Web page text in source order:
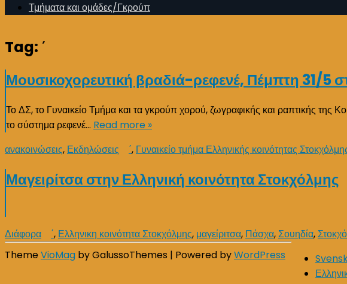
Τμήματα και ομάδες/Γκρούπ
Tag: ΄
Μουσικοχορευτική βραδιά-ρεφενέ, Πέμπτη 31/5
Το ΔΣ, το Γυναικείο Τμήμα και τα γκρούπ χορού, ζωγραφικής και ραπτικής της
το σύστημα ρεφενέ… Read more »
ανακοινώσεις, Εκδηλώσεις ΄, Γυναικείο τμήμα Ελληνικής κοινότητας
Μαγειρίτσα στην Ελληνική κοινότητα Στοκχόλμης
Διάφορα ΄, Ελληνικη κοινότητα Στοκχόλμης, μαγείριτσα, Πάσχα,Σουηδία,
ThemeVioMag by GalussoThemes | Powered byWordPress